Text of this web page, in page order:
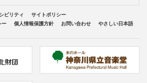
ビリティ
サイトポリシー
ー
個人情報保護方針 お問い合わせ やさしい日本語